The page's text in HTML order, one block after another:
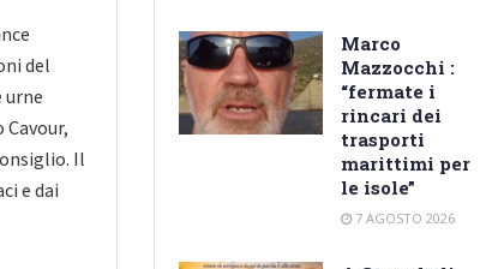
del
urne
Il
e dai
Marco
Mazzocchi :
“fermate i
rincari dei
trasporti
marittimi per
le isole”
7 AGOSTO 2026